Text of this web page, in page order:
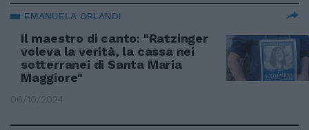
EMANUELA ORLANDI
Il maestro di canto: "Ratzinger
voleva la verità, la cassa nei
sotterranei di Santa Maria
Maggiore"
06/10/2024